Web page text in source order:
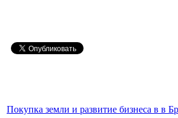
Покупка земли и развитие бизнеса в в